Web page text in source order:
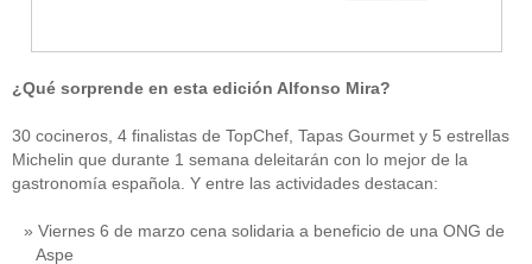
¿Qué sorprende en esta edición Alfonso Mira?
30 cocineros, 4 finalistas de TopChef, Tapas Gourmet y 5 estrellas
Michelin que durante 1 semana deleitarán con lo mejor de la
gastronomía española. Y entre las actividades destacan:
Viernes 6 de marzo cena solidaria a beneficio de una ONG de
Aspe